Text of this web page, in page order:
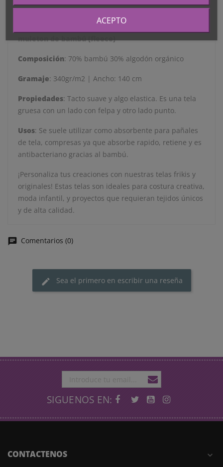
muleton de bambú (fleece)
Composición: 70% bambú 30% algodón orgánico
Gramaje: 340gr/m2 | Ancho: 140 cm
Propiedades: Tacto suave y algo elastica. Es una tela
gruesa con un lado con felpa y otro lado punto.
Usos: Se suele utilizar como absorbente para pañales
de tela, compresas ya que absorbe rapido, retiene y es
antibacteriano gracias al bambú.
¡Personaliza tus creaciones con nuestras telas frikis y
originales! Estas telas son ideales para costura creativa,
moda infantil, y proyectos que requieran tejidos únicos
y de alta calidad.
Comentarios (0)
Sea el primero en escribir una reseña
SIGUENOS EN:
CONTACTENOS expand_more
ACEPTO